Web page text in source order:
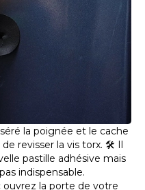
la poignée et le cache
revisser la vis torx. 🛠️ Il
pastille adhésive mais
indispensable.
ouvrez la porte de votre